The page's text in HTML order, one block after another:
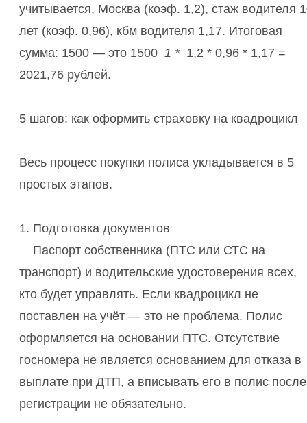
учитывается, Москва (коэф. 1,2), стаж водителя
лет (коэф. 0,96), кбм водителя 1,17. Итоговая
сумма: 1500 — это 1500 1 * 1,2 * 0,96 * 1,17 =
2021,76 рублей.
5 шагов: как оформить страховку на квадроцикл
Весь процесс покупки полиса укладывается в 5
простых этапов.
1. Подготовка документов
Паспорт собственника (ПТС или СТС на
транспорт) и водительские удостоверения всех,
кто будет управлять. Если квадроцикл не
поставлен на учёт — это не проблема. Полис
оформляется на основании ПТС. Отсутствие
госномера не является основанием для отказа в
выплате при ДТП, а вписывать его в полис после
регистрации не обязательно.